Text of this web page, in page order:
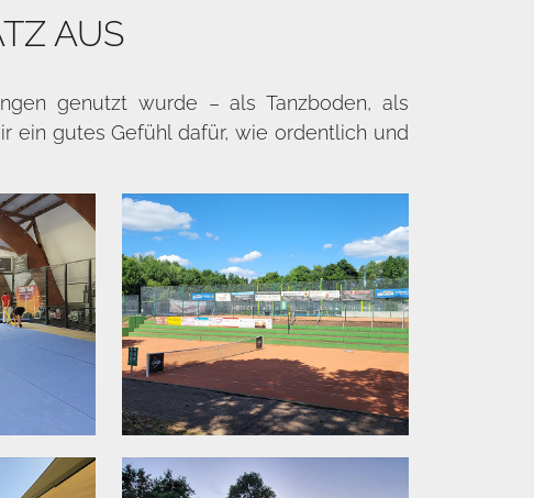
AUS
genutzt wurde – als Tanzboden, als
ein gutes Gefühl dafür, wie ordentlich und